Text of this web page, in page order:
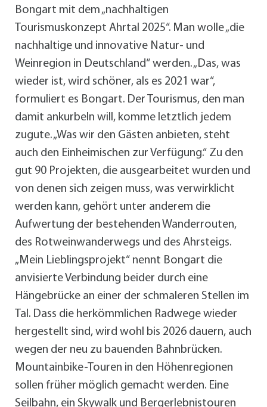
Bongart mit dem „nachhaltigen
Tourismuskonzept Ahrtal 2025“. Man wolle „die
nachhaltige und innovative Natur- und
Weinregion in Deutschland“ werden. „Das, was
wieder ist, wird schöner, als es 2021 war“,
formuliert es Bongart. Der Tourismus, den man
damit ankurbeln will, komme letztlich jedem
zugute. „Was wir den Gästen anbieten, steht
auch den Einheimischen zur Verfügung.“ Zu den
gut 90 Projekten, die ausgearbeitet wurden und
von denen sich zeigen muss, was verwirklicht
werden kann, gehört unter anderem die
Aufwertung der bestehenden Wanderrouten,
des Rotweinwanderwegs und des Ahrsteigs.
„Mein Lieblingsprojekt“ nennt Bongart die
anvisierte Verbindung beider durch eine
Hängebrücke an einer der schmaleren Stellen im
Tal. Dass die herkömmlichen Radwege wieder
hergestellt sind, wird wohl bis 2026 dauern, auch
wegen der neu zu bauenden Bahnbrücken.
Mountainbike-Touren in den Höhenregionen
sollen früher möglich gemacht werden. Eine
Seilbahn, ein Skywalk und Bergerlebnistouren